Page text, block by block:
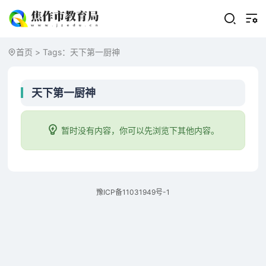
首页 > Tags：天下第一厨神
天下第一厨神
暂时没有内容，你可以先浏览下其他内容。
豫ICP备11031949号-1